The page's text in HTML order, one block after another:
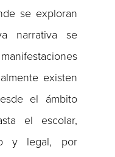
se exploran
narrativa se
existen
el ámbito
el escolar,
y legal, por